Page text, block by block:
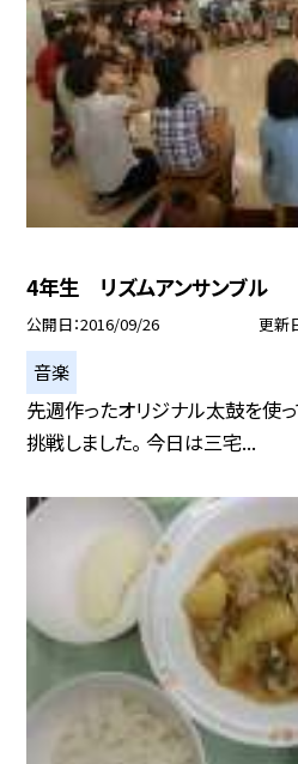
4年生 リズムアンサンブル
公開日 2016/09/26 更新
音楽
先週作ったオリジナル太鼓を使っ
挑戦しました。 今日は三宅...